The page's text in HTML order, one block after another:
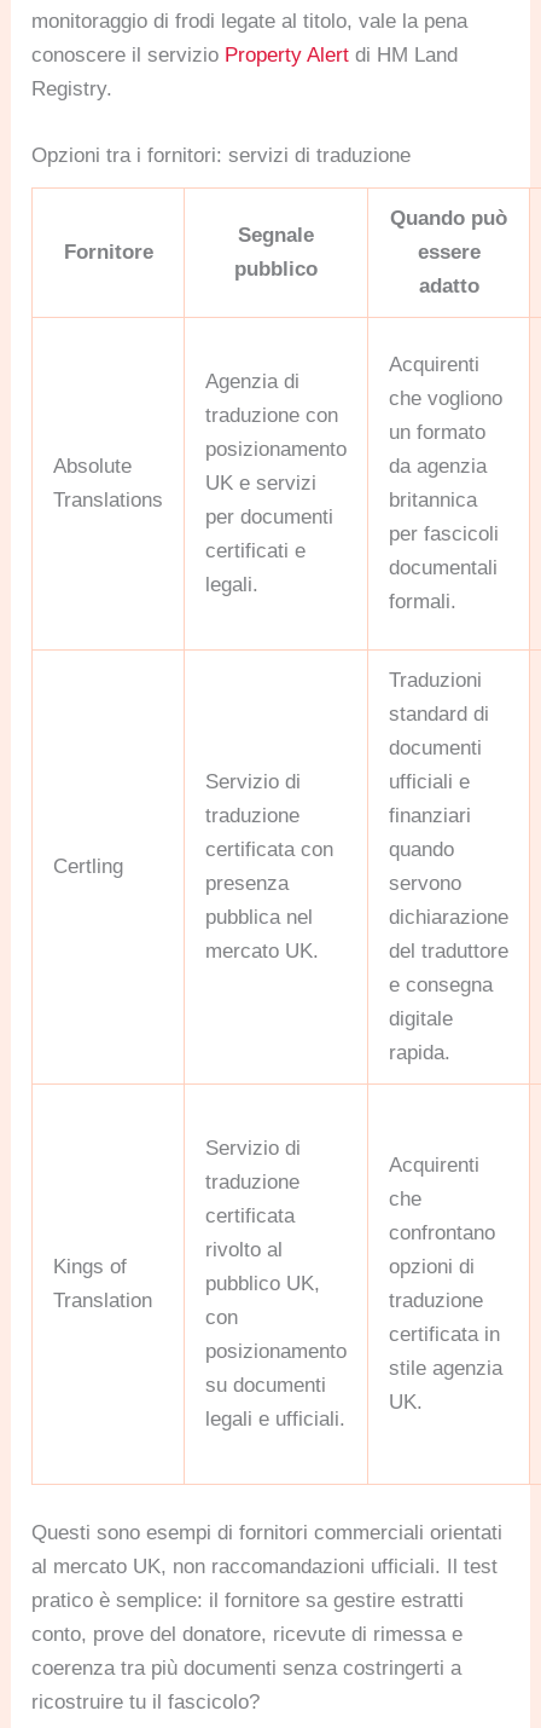
monitoraggio di frodi legate al titolo, vale la pena
conoscere il servizio Property Alert di HM Land
Registry.
Opzioni tra i fornitori: servizi di traduzione
Fornitore
Segnale
pubblico
Quando può
essere
adatto
Absolute
Translations
Agenzia di
traduzione con
posizionamento
UK e servizi
per documenti
certificati e
legali.
Acquirenti
che vogliono
un formato
da agenzia
britannica
per fascicoli
documentali
formali.
Certling
Servizio di
traduzione
certificata con
presenza
pubblica nel
mercato UK.
Traduzioni
standard di
documenti
ufficiali e
finanziari
quando
servono
dichiarazione
del traduttore
e consegna
digitale
rapida.
Kings of
Translation
Servizio di
traduzione
certificata
rivolto al
pubblico UK,
con
posizionamento
su documenti
legali e ufficiali.
Acquirenti
che
confrontano
opzioni di
traduzione
certificata in
stile agenzia
UK.
Questi sono esempi di fornitori commerciali orientati
al mercato UK, non raccomandazioni ufficiali. Il test
pratico è semplice: il fornitore sa gestire estratti
conto, prove del donatore, ricevute di rimessa e
coerenza tra più documenti senza costringerti a
ricostruire tu il fascicolo?